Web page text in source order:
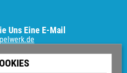
Uns Eine E-Mail